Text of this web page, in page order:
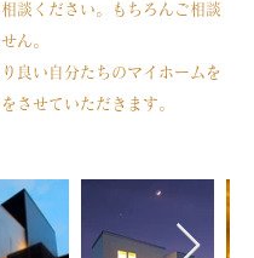
談ください。もちろんご相談
ん。
良い自分たちのマイホームを
させていただきます。